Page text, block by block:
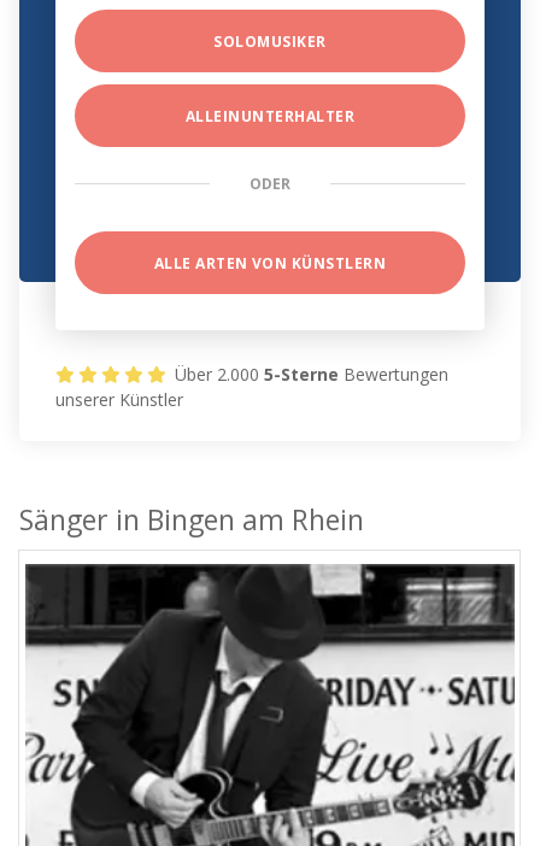
SOLOMUSIKER
ALLEINUNTERHALTER
ODER
ALLE ARTEN VON KÜNSTLERN
Über 2.0005-Sterne Bewertungen
unserer Künstler
Sänger in Bingen am Rhein